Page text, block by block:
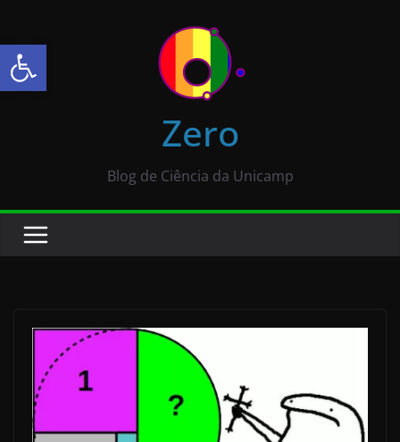
Abrir a barra de ferramentas
Zero
Blog de Ciência da Unicamp